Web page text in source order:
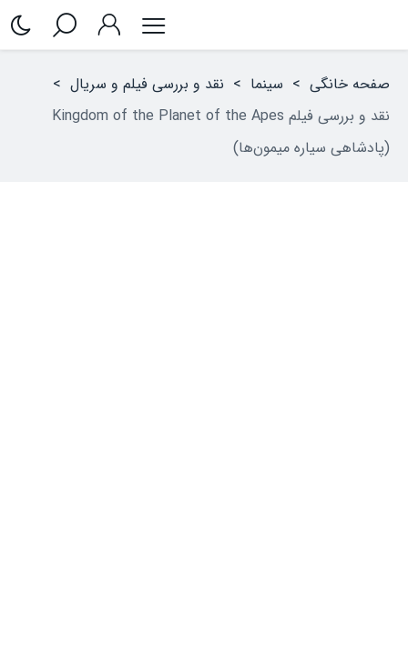
صفحه خانگی > سینما > نقد و بررسی فیلم و سریال >
نقد و بررسی فیلم Kingdom of the Planet of the Apes
(پادشاهی سیاره میمون‌ها)